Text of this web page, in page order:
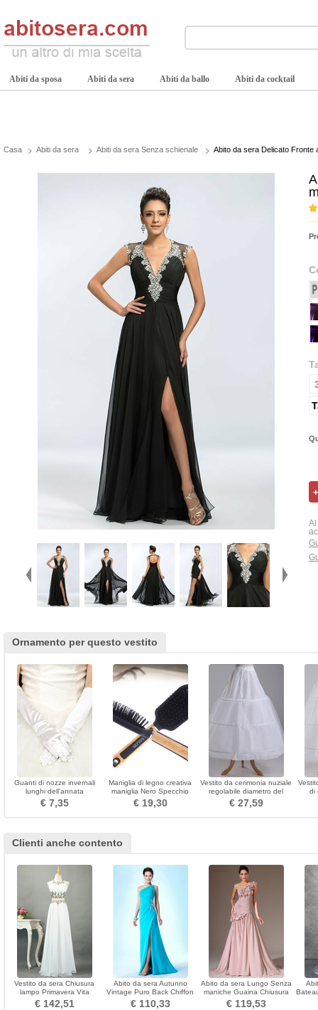
Abiti da sposa Abiti da sera Abiti da ballo Abiti da cocktail
Casa Abiti da sera Abiti da sera Senza schienale Abito da sera Delicato Fronte
Al
Ornamento per questo vestito
Guanti di nozze invernali
lunghi dell'annata
dell'annata calda della
chiesa calda
€ 7,35
Maniglia di legno creativa
maniglia Nero Specchio
massaggio all'ingrosso di
massaggio
€ 19,30
Vestito da cerimonia nuziale
regolabile diametro del
petticoat di cerimonia
nuziale Tre cerchioni
€ 27,59
di
Clienti anche contento
Vestito da sera Chiusura
lampo Primavera Vita
naturale Gioiello
€ 142,51
Abito da sera Autunno
Vintage Puro Back Chiffon
Drappeggiato Vita naturale
€ 110,33
Abito da sera Lungo Senza
maniche Guaina Chiusura
lampo Pieghe
€ 119,53